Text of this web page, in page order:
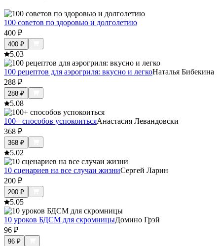
100 советов по здоровью и долголетию
400 ₽
400 ₽
5.03
100 рецептов для аэрогриля: вкусно и легкоНаталья Бибекина
288 ₽
288 ₽
5.08
100+ способов успокоитьсяАнастасия Левандовски
368 ₽
368 ₽
5.02
10 сценариев на все случаи жизниСергей Ларин
200 ₽
200 ₽
5.05
10 уроков БДСМ для скромницыДомино Грэй
96 ₽
96 ₽